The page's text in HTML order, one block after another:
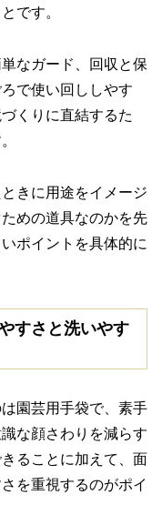
です。
なガード、回収と保
で使い回ししやす
くりに直結するた
きに用途をイメージ
めの道具なのかを先
ポイントを具体的に
すさと洗いやす
園芸用手袋で、素手
な顔さわりを減らす
ることに加えて、面
を重視するのがポイ